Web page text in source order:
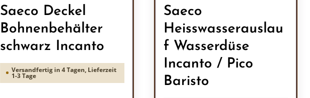
Saeco Deckel
Bohnenbehälter
schwarz Incanto
Versandfertig in 4 Tagen, Lieferzeit
1-3 Tage
Saeco
Heisswasserauslau
f Wasserdüse
Incanto / Pico
Baristo